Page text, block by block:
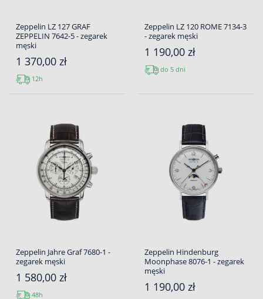
Zeppelin LZ 127 GRAF
ZEPPELIN 7642-5 - zegarek
męski
1 370,00 zł
12h
Zeppelin LZ 120 ROME 7134-3
- zegarek męski
1 190,00 zł
do 5 dni
Zeppelin Jahre Graf 7680-1 -
zegarek męski
1 580,00 zł
48h
Zeppelin Hindenburg
Moonphase 8076-1 - zegarek
męski
1 190,00 zł